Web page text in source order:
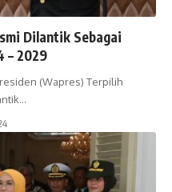
Dilantik Sebagai
– 2029
(Wapres) Terpilih